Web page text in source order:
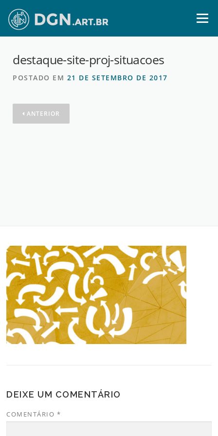
para
conteúdo
Menu
destaque-site-proj-situacoes
POSTADO EM 21 DE SETEMBRO DE 2017
ANTERIOR
DEIXE UM COMENTÁRIO
COMENTÁRIO *